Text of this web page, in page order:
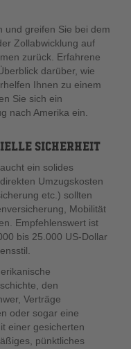
und greifen Sie bei dem
Zollabwicklung auf
zurück. Erfahrene
darüber, wie
Ihnen zu einem
Sie sich ein
nach Amerika ein.
SICHERHEIT
ein solides
Umzugskosten
etc.) sollten
Mobilität
Empfehlenswert ist
bis 25.000 US-Dollar
den
Verträge
oder sogar eine
einer gesicherten
pünktliches